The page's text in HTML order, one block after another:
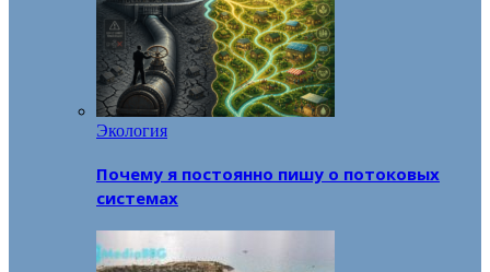
Экология
Почему я постоянно пишу о потоковых
системах